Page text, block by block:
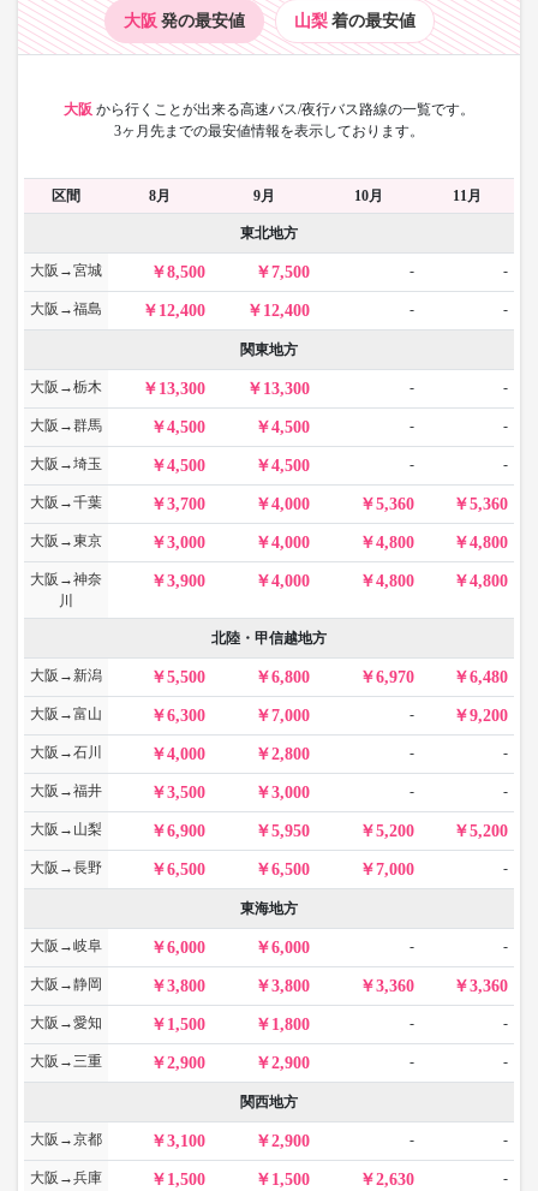
大阪 発の最安値 山梨 着の最安値
大阪 から行くことが出来る高速バス/夜行バス路線の一覧です。
3ヶ月先までの最安値情報を表示しております。
区間 8月 9月 10月 11月
東北地方
大阪→宮城 8,500 7,500 - -
大阪→福島 12,400 12,400 - -
関東地方
大阪→栃木 13,300 13,300 - -
大阪→群馬 4,500 4,500 - -
大阪→埼玉 4,500 4,500 - -
大阪→千葉 3,700 4,000 5,360 5,360
大阪→東京 3,000 4,000 4,800 4,800
大阪→神奈
川
3,900 4,000 4,800 4,800
北陸・甲信越地方
大阪→新潟 5,500 6,800 6,970 6,480
大阪→富山 6,300 7,000 - 9,200
大阪→石川 4,000 2,800 - -
大阪→福井 3,500 3,000 - -
大阪→山梨 6,900 5,950 5,200 5,200
大阪→長野 6,500 6,500 7,000 -
東海地方
大阪→岐阜 6,000 6,000 - -
大阪→静岡 3,800 3,800 3,360 3,360
大阪→愛知 1,500 1,800 - -
大阪→三重 2,900 2,900 - -
関西地方
大阪→京都 3,100 2,900 - -
大阪→兵庫 1,500 1,500 2,630 -